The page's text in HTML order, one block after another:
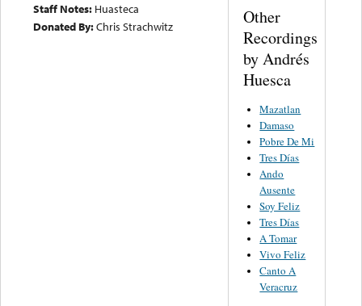
Staff Notes: Huasteca
Donated By:Chris Strachwitz
Other
Recordings
by Andrés
Huesca
Mazatlan
Damaso
Pobre De Mi
Tres Días
Ando
Ausente
Soy Feliz
Tres Días
A Tomar
Vivo Feliz
Canto A
Veracruz